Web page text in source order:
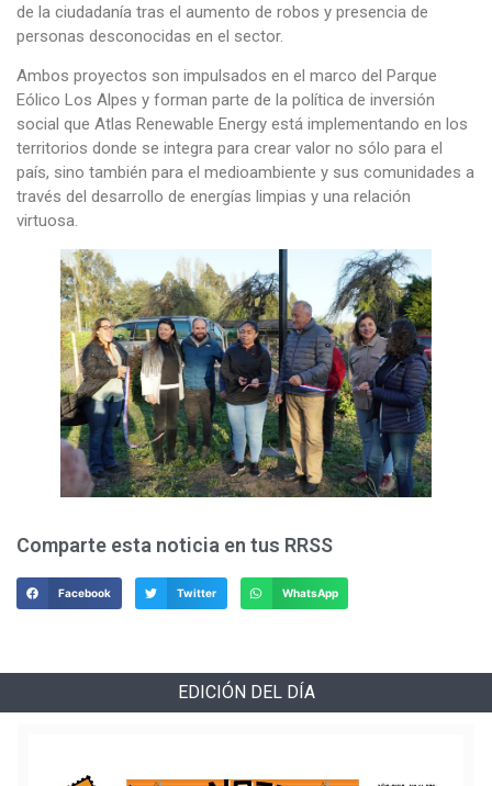
de la ciudadanía tras el aumento de robos y presencia de
personas desconocidas en el sector.
Ambos proyectos son impulsados en el marco del Parque
Eólico Los Alpes y forman parte de la política de inversión
social que Atlas Renewable Energy está implementando en los
territorios donde se integra para crear valor no sólo para el
país, sino también para el medioambiente y sus comunidades a
través del desarrollo de energías limpias y una relación
virtuosa.
Comparte esta noticia en tus RRSS
Facebook Twitter WhatsApp
EDICIÓN DEL DÍA